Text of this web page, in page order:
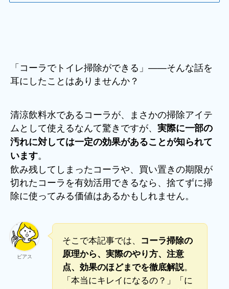
「コーラでトイレ掃除ができる」——そんな話を
耳にしたことはありませんか？
清涼飲料水であるコーラが、まさかの掃除アイテ
ムとして使えるなんて驚きですが、 実際に一部の
汚れに対しては一定の効果があることが知られて
います。
飲み残してしまったコーラや、買い置きの期限が
切れたコーラを有効活用できるなら、捨てずに掃
除に使ってみる価値はあるかもしれません。
ビアス
そこで本記事では、
コーラ掃除の
原理から、実際のやり方、注意
点、効果のほどまでを徹底解説。
「本当にキレイになるの？」「に